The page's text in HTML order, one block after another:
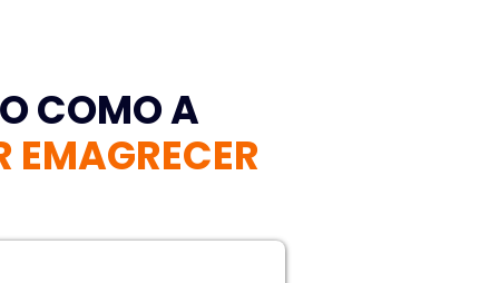
COMO A
EMAGRECER